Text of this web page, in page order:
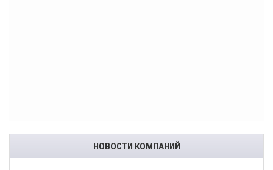
НОВОСТИ КОМПАНИЙ